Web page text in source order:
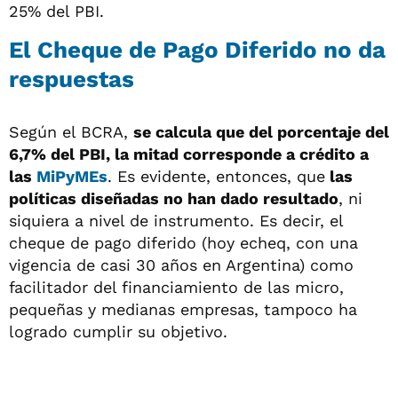
25% del PBI.
El Cheque de Pago Diferido no da
respuestas
Según el BCRA, se calcula que del porcentaje del
6,7% del PBI, la mitad corresponde a crédito a
las MiPyMEs. Es evidente, entonces, que las
políticas diseñadas no han dado resultado, ni
siquiera a nivel de instrumento. Es decir, el
cheque de pago diferido (hoy echeq, con una
vigencia de casi 30 años en Argentina) como
facilitador del financiamiento de las micro,
pequeñas y medianas empresas, tampoco ha
logrado cumplir su objetivo.